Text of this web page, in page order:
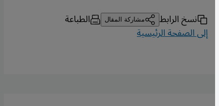
نسخ الرابط مشاركة المقال الطباعة
إلى الصفحة الرئيسية